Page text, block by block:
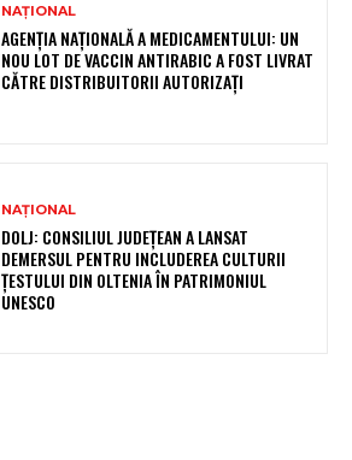
NAȚIONAL
AGENȚIA NAȚIONALĂ A MEDICAMENTULUI: UN
NOU LOT DE VACCIN ANTIRABIC A FOST LIVRAT
CĂTRE DISTRIBUITORII AUTORIZAȚI
NAȚIONAL
DOLJ: CONSILIUL JUDEȚEAN A LANSAT
DEMERSUL PENTRU INCLUDEREA CULTURII
ȚESTULUI DIN OLTENIA ÎN PATRIMONIUL
UNESCO